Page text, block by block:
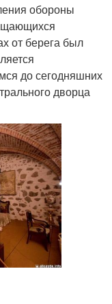
обороны
от берега был
до сегодняшних
дворца